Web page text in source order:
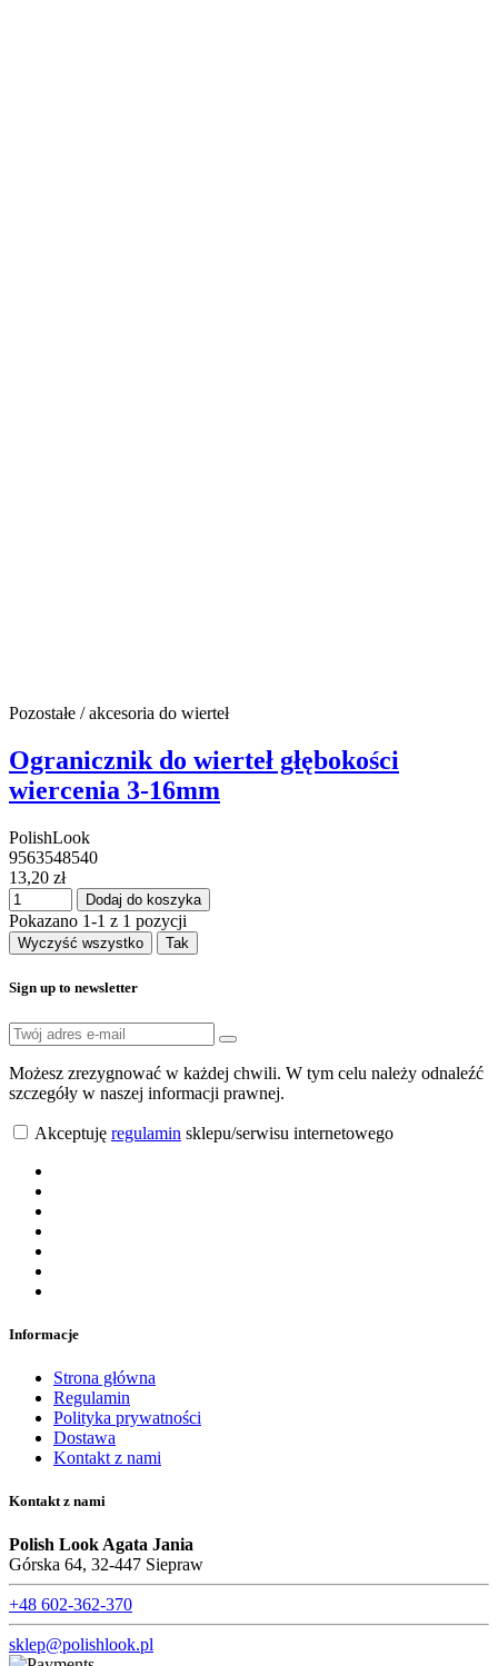
Pozostałe / akcesoria do wierteł
Ogranicznik do wierteł głębokości
wiercenia 3-16mm
PolishLook
9563548540
13,20 zł
Dodaj do koszyka
Pokazano 1-1 z 1 pozycji
Wyczyść wszystko Tak
Sign up to newsletter
Możesz zrezygnować w każdej chwili. W tym celu należy odnaleźć
szczegóły w naszej informacji prawnej.
Akceptuję regulamin sklepu/serwisu internetowego
Informacje
Strona główna
Regulamin
Polityka prywatności
Dostawa
Kontakt z nami
Kontakt z nami
Polish Look Agata Jania
Górska 64, 32-447 Siepraw
+48 602-362-370
sklep@polishlook.pl